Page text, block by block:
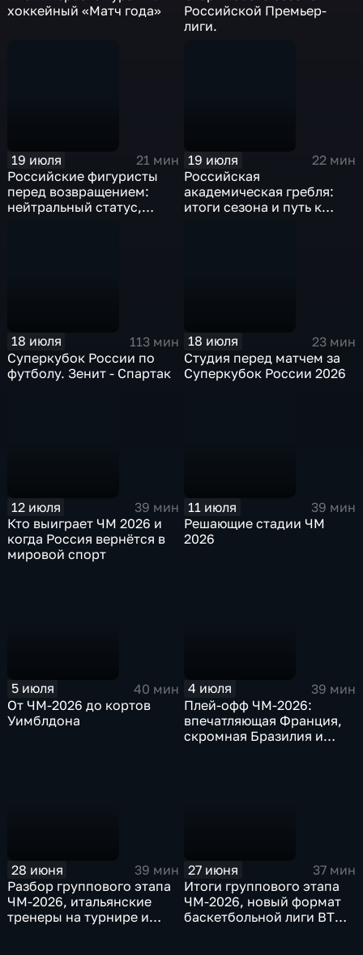
хоккейный «Матч года»
Российской Премьер-
лиги.
19 июля
21 мин
Российские фигуристы
перед возвращением:
нейтральный статус,
19 июля
22 мин
Российская
академическая гребля:
итоги сезона и путь к
18 июля
113 мин
Суперкубок России по
футболу. Зенит - Спартак
18 июля
23 мин
Студия перед матчем за
Суперкубок России 2026
12 июля
39 мин
Кто выиграет ЧМ 2026 и
когда Россия вернётся в
мировой спорт
11 июля
39 мин
Решающие стадии ЧМ
2026
5 июля
40 мин
От ЧМ-2026 до кортов
Уимблдона
4 июля
39 мин
Плей-офф ЧМ-2026:
впечатляющая Франция,
скромная Бразилия и
28 июня
39 мин
Разбор группового этапа
ЧМ-2026, итальянские
тренеры на турнире и
27 июня
37 мин
Итоги группового этапа
ЧМ-2026, новый формат
баскетбольной лиги ВТБ и